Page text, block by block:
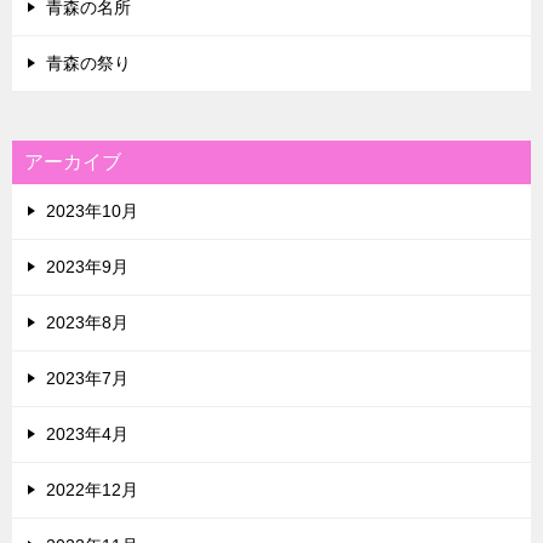
青森の名所
青森の祭り
アーカイブ
2023年10月
2023年9月
2023年8月
2023年7月
2023年4月
2022年12月